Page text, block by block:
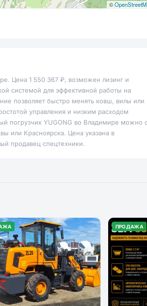
©
Цена 1 550 367 ₽, возможен лизинг и
системой для эффективной работы на
позволяет быстро менять ковш, вилы или
управления и низким расходом
погрузчик YUGONG во Владимире можно
или Красноярска. Цена указана в
продавец спецтехники.
ПРОДАЖА